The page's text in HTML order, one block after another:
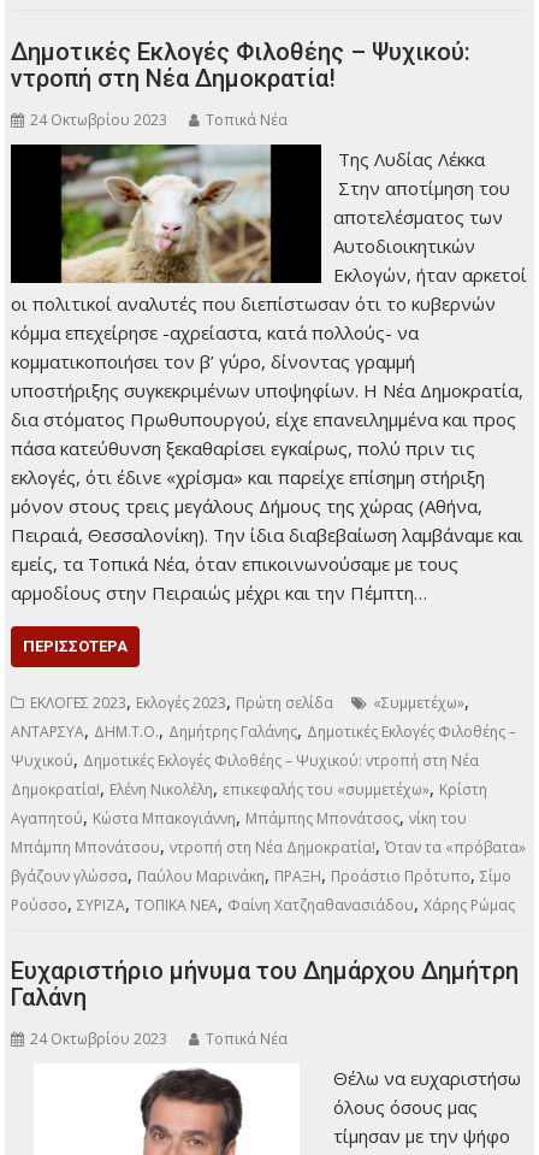
Δημοτικές Εκλογές Φιλοθέης – Ψυχικού:
ντροπή στη Νέα Δημοκρατία!
24 Οκτωβρίου 2023 Τοπικά Νέα
Της Λυδίας Λέκκα
Στην αποτίμηση του
αποτελέσματος των
Αυτοδιοικητικών
Εκλογών, ήταν αρκετοί
οι πολιτικοί αναλυτές που διεπίστωσαν ότι το κυβερνών
κόμμα επεχείρησε -αχρείαστα, κατά πολλούς- να
κομματικοποιήσει τον β’ γύρο, δίνοντας γραμμή
υποστήριξης συγκεκριμένων υποψηφίων. Η Νέα Δημοκρατία,
δια στόματος Πρωθυπουργού, είχε επανειλημμένα και προς
πάσα κατεύθυνση ξεκαθαρίσει εγκαίρως, πολύ πριν τις
εκλογές, ότι έδινε «χρίσμα» και παρείχε επίσημη στήριξη
μόνον στους τρεις μεγάλους Δήμους της χώρας (Αθήνα,
Πειραιά, Θεσσαλονίκη). Την ίδια διαβεβαίωση λαμβάναμε και
εμείς, τα Τοπικά Νέα, όταν επικοινωνούσαμε με τους
αρμοδίους στην Πειραιώς μέχρι και την Πέμπτη…
ΠΕΡΙΣΣΌΤΕΡΑ
ΕΚΛΟΓΕΣ 2023, Εκλογές 2023, Πρώτη σελίδα «Συμμετέχω»,
ΑΝΤΑΡΣΥΑ, ΔΗΜ.Τ.Ο., Δημήτρης Γαλάνης, Δημοτικές Εκλογές Φιλοθέης –
Ψυχικού, Δημοτικές Εκλογές Φιλοθέης – Ψυχικού: ντροπή στη Νέα
Δημοκρατία!, Ελένη Νικολέλη, επικεφαλής του «συμμετέχω», Κρίστη
Αγαπητού, Κώστα Μπακογιάννη, Μπάμπης Μπονάτσος,νίκη του
Μπάμπη Μπονάτσου,ντροπή στη Νέα Δημοκρατία!,Όταν τα «πρόβατα»
βγάζουν γλώσσα, Παύλου Μαρινάκη, ΠΡΑΞΗ, Προάστιο Πρότυπο,Σίμο
Ρούσσο,ΣΥΡΙΖΑ,ΤΟΠΙΚΑ ΝΕΑ, Φαίνη Χατζηαθανασιάδου,Χάρης Ρώμας
Ευχαριστήριο μήνυμα του Δημάρχου Δημήτρη
Γαλάνη
24 Οκτωβρίου 2023 Τοπικά Νέα
Θέλω να ευχαριστήσω
όλους όσους μας
τίμησαν με την ψήφο